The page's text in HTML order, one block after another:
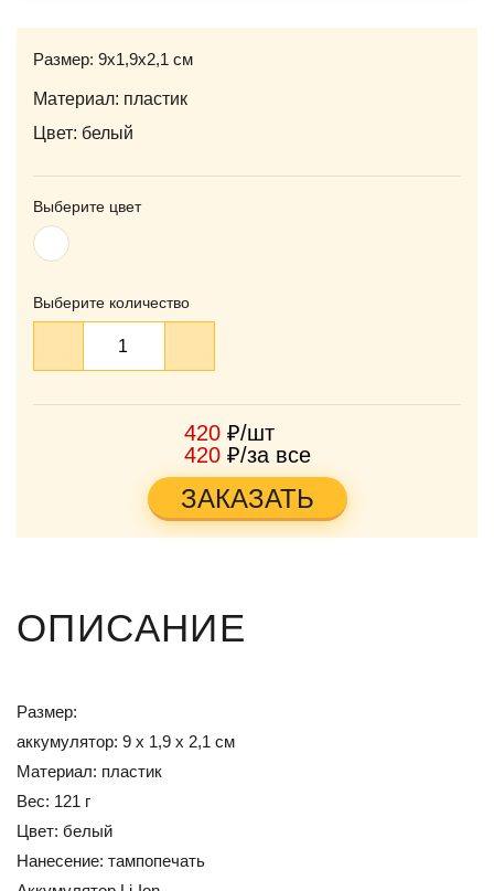
Размер: 9х1,9х2,1 см
Материал: пластик
Цвет: белый
Выберите цвет
Белый
Выберите количество
420 ₽/шт
420 ₽/за все
ЗАКАЗАТЬ
ОПИСАНИЕ
Размер:
аккумулятор: 9 х 1,9 х 2,1 см
Материал: пластик
Вес: 121 г
Цвет: белый
Нанесение: тампопечать